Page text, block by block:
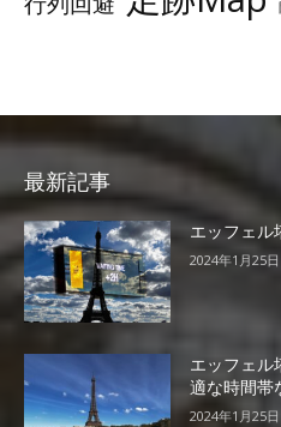
最新記事
エッフェル
2024年1月25日
エッフェル
適な時間帯
2024年1月25日